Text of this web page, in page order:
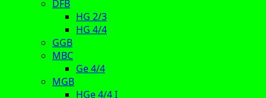
DFB
HG 2/3
HG 4/4
GGB
MBC
Ge 4/4
MGB
HGe 4/4 I